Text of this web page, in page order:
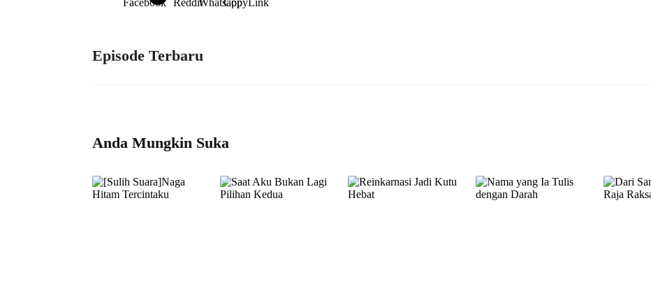
Episode Terbaru
Anda Mungkin Suka